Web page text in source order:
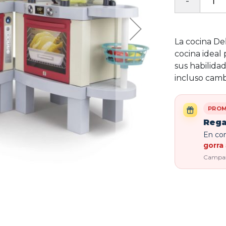
La cocina
cocina ideal
sus
incluso
En
gorra